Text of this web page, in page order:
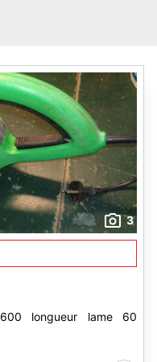
3
longueur lame 60